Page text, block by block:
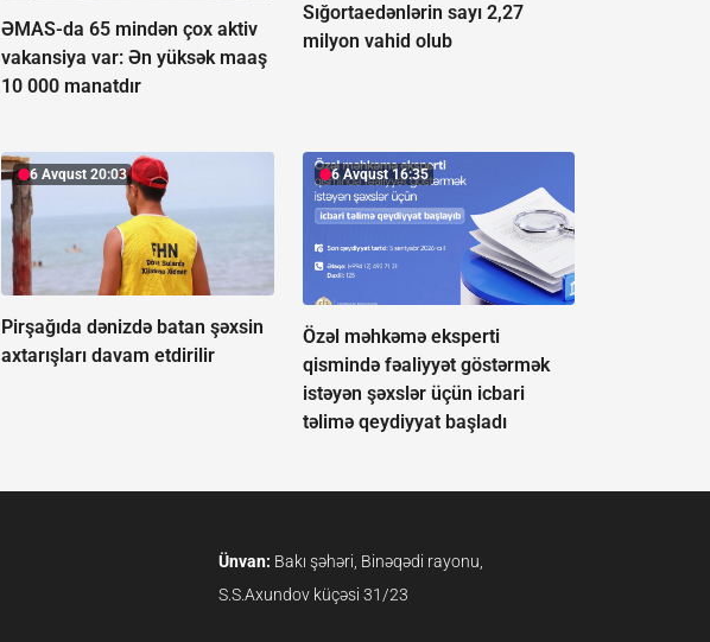
ƏMAS-da 65 mindən çox aktiv
vakansiya var:Ən yüksək maaş
10 000 manatdır
Sığortaedənlərin sayı 2,27
milyon vahid olub
6 Avqust 20:03
Pirşağıda dənizdə batan şəxsin
axtarışları davam etdirilir
6 Avqust 16:35
Özəl məhkəmə eksperti
qismində fəaliyyət göstərmək
istəyən şəxslər üçün icbari
təlimə qeydiyyat başladı
Ünvan: Bakı şəhəri, Binəqədi rayonu,
S.S.Axundov küçəsi 31/23